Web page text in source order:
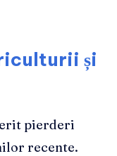
și
pierderi
recente.